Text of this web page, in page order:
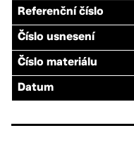
Referenční číslo
Číslo usnesení
Číslo materiálu
Datum